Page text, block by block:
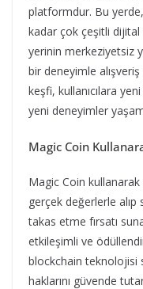
platformdur. Bu
kadar çok çeşitli dijital
yerinin merkeziyetsiz
bir deneyimle
keşfi, kullanıcılara
yeni deneyimler
Magic Coin
Magic Coin kullanarak
gerçek değerlerle
takas etme fırsatı
etkileşimli ve
blockchain teknolojisi
haklarını güvende